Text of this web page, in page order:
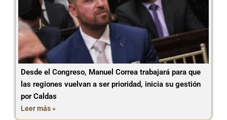
Desde el Congreso, Manuel Correa trabajará para que
las regiones vuelvan a ser prioridad, inicia su gestión
por Caldas
Leer más »